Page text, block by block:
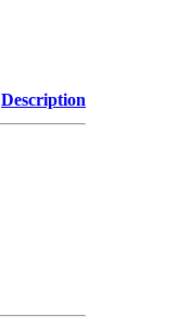
Description